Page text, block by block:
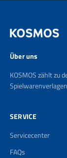
Über uns
KOSMOS zählt zu
SERVICE
Servicecenter
FAQs